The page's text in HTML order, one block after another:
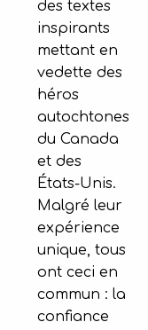
des textes
inspirants
mettant en
vedette des
héros
autochtones
du Canada
et des
États-Unis.
Malgré leur
expérience
unique, tous
ont ceci en
commun : la
confiance